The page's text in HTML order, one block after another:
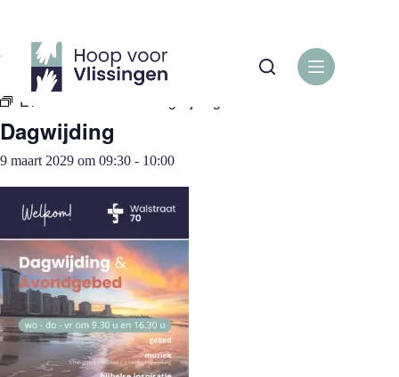
inhoud
« Alle Evenementen
Evenementenreeks:
Dagwijding
9 maart 2029 om 09:30 - 10:00